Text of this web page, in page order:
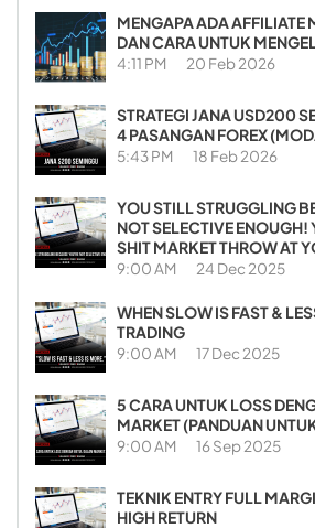
MENGAPA ADA AFFILIATE
DAN CARA UNTUK
4:11 PM 20 Feb 2026
STRATEGI JANA USD200
4 PASANGAN FOREX
5:43 PM 18 Feb 2026
YOU STILL STRUGGLING
NOT SELECTIVE ENOUGH!
SHIT MARKET THROW AT
9:00 AM 24 Dec 2025
WHEN SLOW IS FAST &
TRADING
9:00 AM 17 Dec 2025
5 CARA UNTUK LOSS
MARKET (PANDUAN
9:00 AM 16 Sep 2025
TEKNIK ENTRY FULL
HIGH RETURN